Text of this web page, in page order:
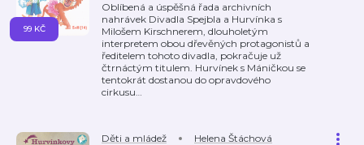
Oblíbená a úspěšná řada archivních
nahrávek Divadla Spejbla a Hurvínka s
Milošem Kirschnerem, dlouholetým
interpretem obou dřevěných protagonistů a
ředitelem tohoto divadla, pokračuje už
čtrnáctým titulem. Hurvínek s Máničkou se
tentokrát dostanou do opravdového
cirkusu…
99 KČ
Děti a mládež Helena Štáchová